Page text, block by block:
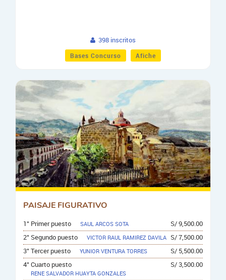
398 inscritos
Bases Concurso Afiche
PAISAJE FIGURATIVO
1° Primer puesto S/ 9,500.00
SAUL ARCOS SOTA
2° Segundo puesto S/ 7,500.00
VICTOR RAUL RAMIREZ DAVILA
3° Tercer puesto S/ 5,500.00
YUNIOR VENTURA TORRES
4° Cuarto puesto S/ 3,500.00
RENE SALVADOR HUAYTA GONZALES